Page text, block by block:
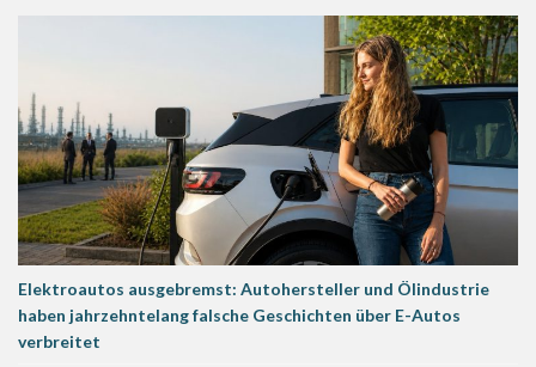
Elektroautos ausgebremst: Autohersteller und Ölindustrie
haben jahrzehntelang falsche Geschichten über E-Autos
verbreitet